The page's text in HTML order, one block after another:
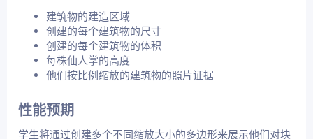
建筑物的建造区域
创建的每个建筑物的尺寸
创建的每个建筑物的体积
每株仙人掌的高度
他们按比例缩放的建筑物的照片证据
性能预期​
学生将通过创建多个不同缩放大小的多边形来展示他们对块